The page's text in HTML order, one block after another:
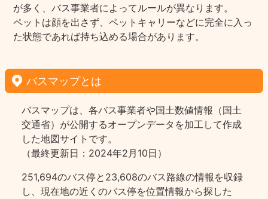
が多く、バス事業者によってルールが異なります。
ペットは顔を出さず、ペットキャリーなどに完全に入っ
た状態であれば持ち込める場合があります。
バスマップとは
バスマップは、各バス事業者や国土数値情報（国土
交通省）が公開するオープンデータを加工して作成
した地図サイトです。
（最終更新日：2024年2月10日）
251,694のバス停と23,608のバス路線の情報を収録
し、現在地の近くのバス停を位置情報から探した